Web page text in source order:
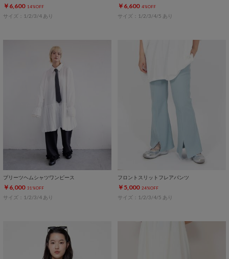
￥6,600 14%OFF
サイズ：1/2/3/4 あり
￥6,600 4%OFF
サイズ：1/2/3/4/5 あり
プリーツヘムシャツワンピース
￥6,000 31%OFF
サイズ：1/2/3/4 あり
フロントスリットフレアパンツ
￥5,000 24%OFF
サイズ：1/2/3/4/5 あり